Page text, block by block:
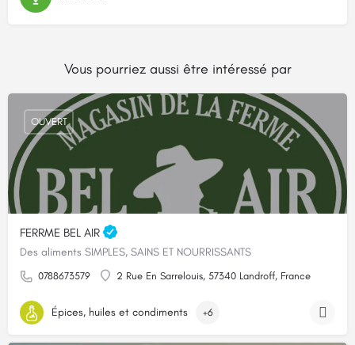
Vous pourriez aussi être intéressé par
FERRME BEL AIR
Des aliments SIMPLES, SAINS ET NOURRISSANTS
0788673579 2 Rue En Sarrelouis, 57340 Landroff, France
OUVERT
Épices, huiles et condiments +6